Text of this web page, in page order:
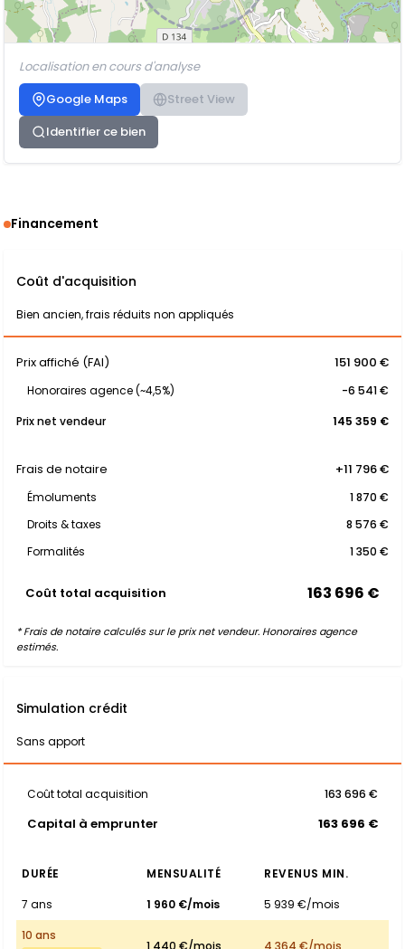
Localisation en cours d'analyse
Google Maps
Street View
Identifier ce bien
Financement
Coût d'acquisition
Bien ancien, frais réduits non appliqués
Prix affiché (FAI) 151 900 €
Honoraires agence (~4,5%)
-6 541 €
Prix net vendeur
145 359 €
Frais de notaire +11 796 €
Émoluments
1 870 €
Droits & taxes
8 576 €
Formalités
1 350 €
Coût total acquisition 163 696 €
* Frais de notaire calculés sur le prix net vendeur. Honoraires agence
estimés.
Simulation crédit
Sans apport
Coût total acquisition 163 696 €
Capital à emprunter 163 696 €
DURÉE MENSUALITÉ
REVENUS MIN.
7 ans
1 960 €/mois
5 939 €/mois
10 ans
1 440 €/mois 4 364 €/mois